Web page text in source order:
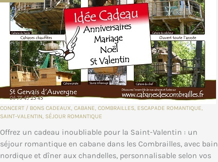
UNE
NUIT
PERCHÉE
CONCERT / BONS CADEAUX, CABANE, COMBRAILLES, ESCAPADE ROMANTIQUE,
SAINT-VALENTIN, SÉJOUR ROMANTIQUE
Offrez un cadeau inoubliable pour la Saint-Valentin : un
séjour romantique en cabane dans les Combrailles, avec bain
nordique et dîner aux chandelles, personnalisable selon vos